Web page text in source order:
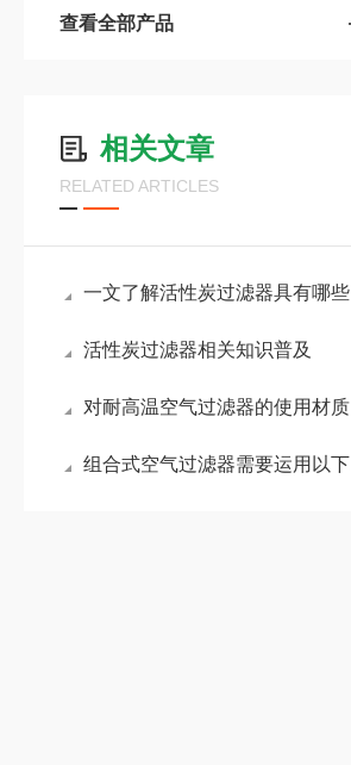
查看全部产品
相关文章
RELATED ARTICLES
一文了解活性炭过滤器具有哪些优势？
活性炭过滤器相关知识普及
对耐高温空气过滤器的使用材质进行说明
组合式空气过滤器需要运用以下八个步骤来保护